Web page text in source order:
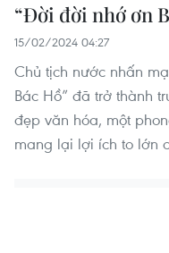
“Đời đời nhớ ơn
15/02/2024 04:27
Chủ tịch nước nhấn
Bác Hồ” đã trở thành
đẹp văn hóa, một
mang lại lợi ích to lớn